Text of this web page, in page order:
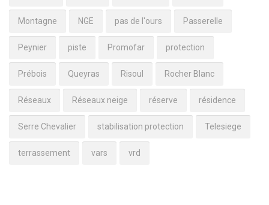
Montagne NGE pas de l'ours Passerelle
Peynier piste Promofar protection
Prébois Queyras Risoul Rocher Blanc
Réseaux Réseaux neige réserve résidence
Serre Chevalier stabilisation protection Telesiege
terrassement vars vrd